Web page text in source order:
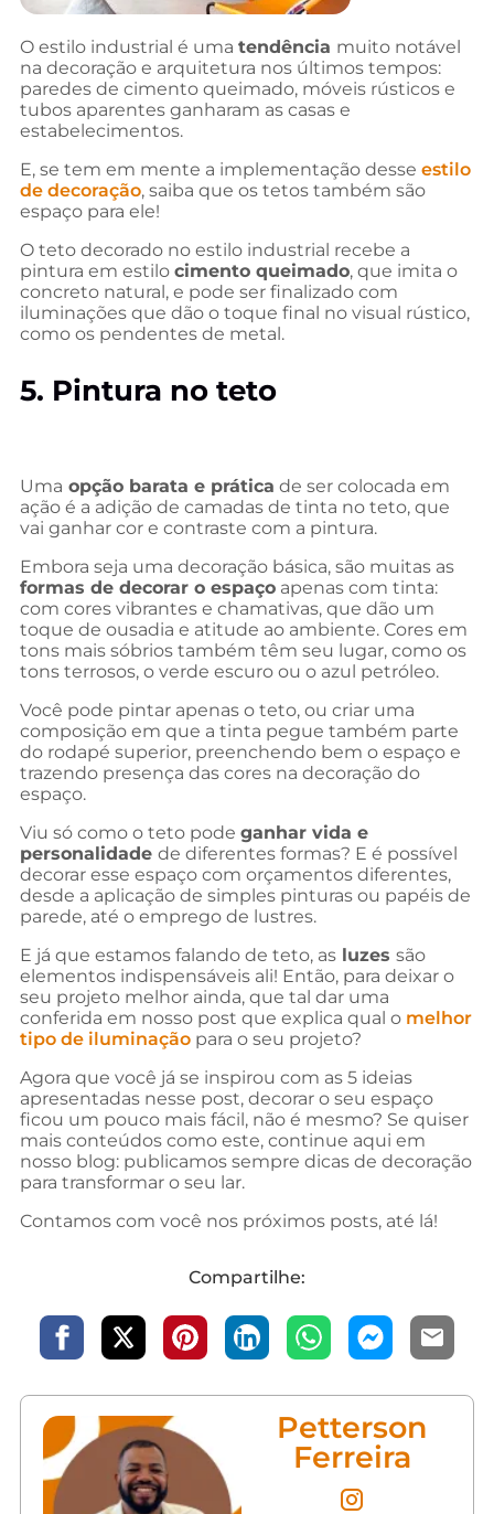
O estilo industrial é uma tendência muito notável
na decoração e arquitetura nos últimos tempos:
paredes de cimento queimado, móveis rústicos e
tubos aparentes ganharam as casas e
estabelecimentos.
E, se tem em mente a implementação desse estilo
de decoração, saiba que os tetos também são
espaço para ele!
O teto decorado no estilo industrial recebe a
pintura em estilo cimento queimado, que imita o
concreto natural, e pode ser finalizado com
iluminações que dão o toque final no visual rústico,
como os pendentes de metal.
5. Pintura no teto
Uma opção barata e prática de ser colocada em
ação é a adição de camadas de tinta no teto, que
vai ganhar cor e contraste com a pintura.
Embora seja uma decoração básica, são muitas as
formas de decorar o espaço apenas com tinta:
com cores vibrantes e chamativas, que dão um
toque de ousadia e atitude ao ambiente. Cores em
tons mais sóbrios também têm seu lugar, como os
tons terrosos, o verde escuro ou o azul petróleo.
Você pode pintar apenas o teto, ou criar uma
composição em que a tinta pegue também parte
do rodapé superior, preenchendo bem o espaço e
trazendo presença das cores na decoração do
espaço.
Viu só como o teto pode ganhar vida e
personalidade de diferentes formas? E é possível
decorar esse espaço com orçamentos diferentes,
desde a aplicação de simples pinturas ou papéis de
parede, até o emprego de lustres.
E já que estamos falando de teto, as luzes são
elementos indispensáveis ali! Então, para deixar o
seu projeto melhor ainda, que tal dar uma
conferida em nosso post que explica qual o melhor
tipo de iluminação para o seu projeto?
Agora que você já se inspirou com as 5 ideias
apresentadas nesse post, decorar o seu espaço
ficou um pouco mais fácil, não é mesmo? Se quiser
mais conteúdos como este, continue aqui em
nosso blog: publicamos sempre dicas de decoração
para transformar o seu lar.
Contamos com você nos próximos posts, até lá!
Compartilhe:
Petterson
Ferreira